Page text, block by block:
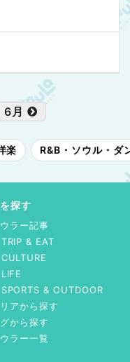
6月
楽 R&B・ソウル・ダ
探す
ラー記事
TRIP & EAT
CULTURE
LIFE
SPORTS & OUTDOOR
アから探す
から探す
ラー一覧